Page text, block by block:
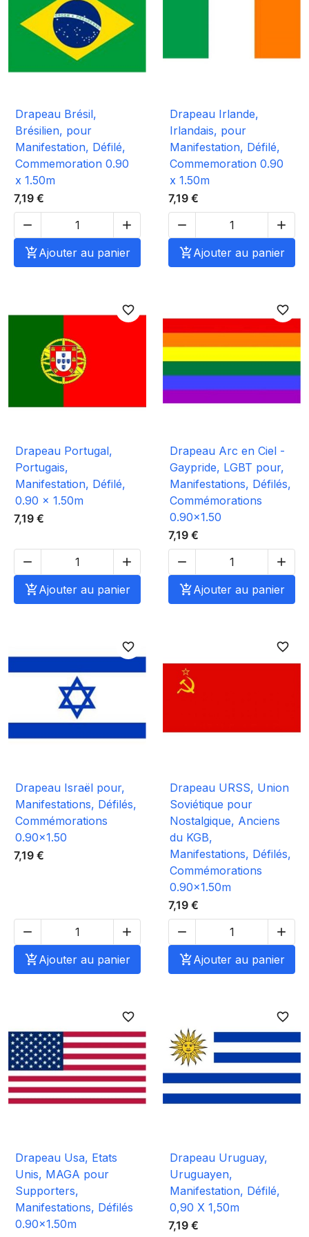
Drapeau Brésil,
Brésilien, pour
Manifestation, Défilé,
Commemoration 0.90
x 1.50m
7,19 €


Ajouter au panier
Drapeau Irlande,
Irlandais, pour
Manifestation, Défilé,
Commemoration 0.90
x 1.50m
7,19 €


Ajouter au panier
favorite_border
Drapeau Portugal,
Portugais,
Manifestation, Défilé,
0.90 x 1.50m
7,19 €


Ajouter au panier
favorite_border
Drapeau Arc en Ciel -
Gaypride, LGBT pour,
Manifestations, Défilés,
Commémorations
0.90x1.50
7,19 €


Ajouter au panier
favorite_border
Drapeau Israël pour,
Manifestations, Défilés,
Commémorations
0.90x1.50
7,19 €


Ajouter au panier
favorite_border
Drapeau URSS, Union
Soviétique pour
Nostalgique, Anciens
du KGB,
Manifestations, Défilés,
Commémorations
0.90x1.50m
7,19 €


Ajouter au panier
favorite_border
Drapeau Usa, Etats
Unis, MAGA pour
Supporters,
Manifestations, Défilés
0.90x1.50m
favorite_border
Drapeau Uruguay,
Uruguayen,
Manifestation, Défilé,
0,90 X 1,50m
7,19 €